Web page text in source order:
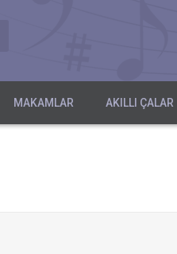
MAKAMLAR AKILLI ÇALAR